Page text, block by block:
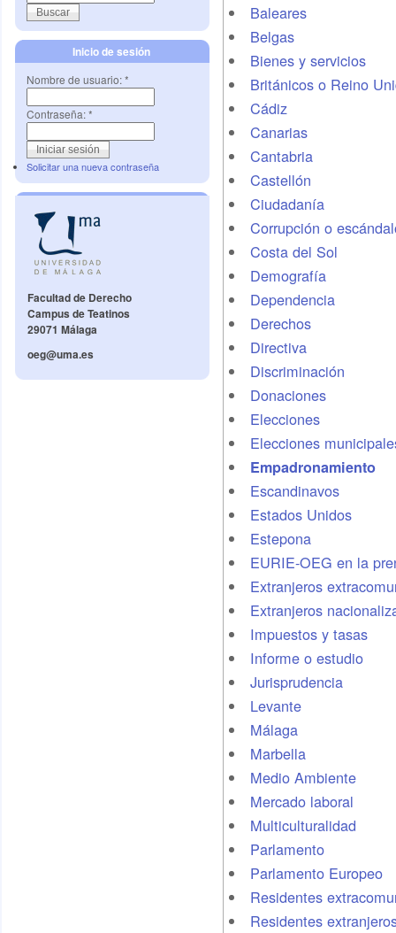
Inicio de sesión
Nombre de usuario:*
Contraseña:*
Solicitar una nueva contraseña
Facultad de Derecho
Campus de Teatinos
29071 Málaga
oeg@uma.es
Baleares
Belgas
Bienes y servicios
Británicos o Reino
Cádiz
Canarias
Cantabria
Castellón
Ciudadanía
Corrupción o
Costa del Sol
Demografí­a
Dependencia
Derechos
Directiva
Discriminación
Donaciones
Elecciones
Elecciones
Empadronamiento
Escandinavos
Estados Unidos
Estepona
EURIE-OEG en la
Extranjeros
Extranjeros
Impuestos y tasas
Informe o estudio
Jurisprudencia
Levante
Málaga
Marbella
Medio Ambiente
Mercado laboral
Multiculturalidad
Parlamento
Parlamento Europeo
Residentes
Residentes